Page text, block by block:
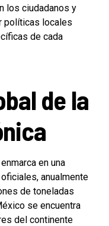
los ciudadanos y
políticas locales
de cada
de la
en una
anualmente
de toneladas
se encuentra
del continente